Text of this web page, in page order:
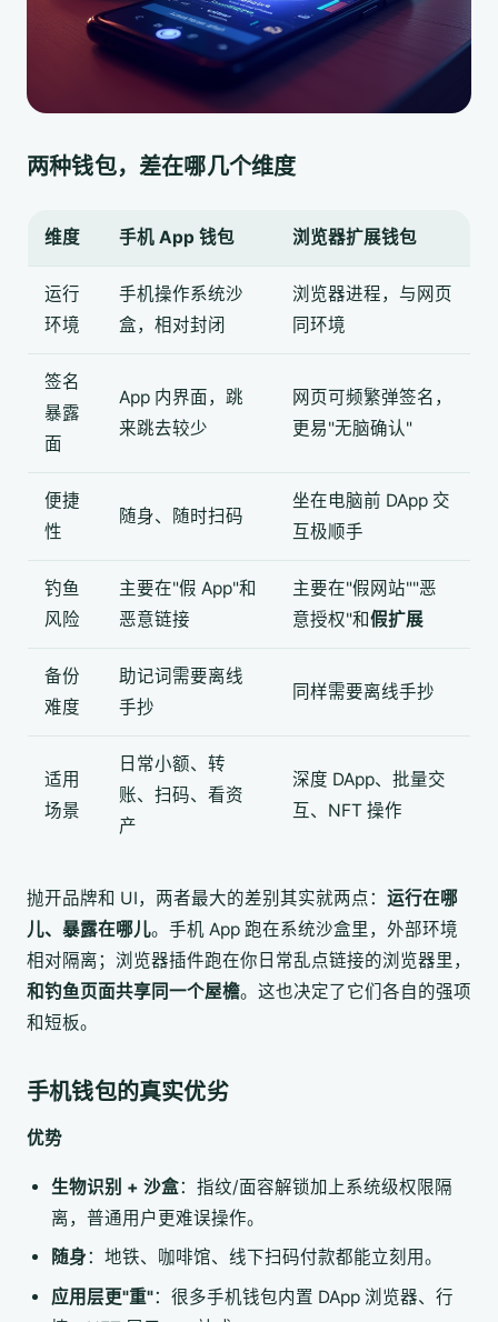
两种钱包，差在哪几个维度
维度 手机 App 钱包 浏览器扩展钱包
运行
环境
手机操作系统沙
盒，相对封闭
浏览器进程，与网页
同环境
签名
暴露
面
App 内界面，跳
来跳去较少
网页可频繁弹签名，
更易"无脑确认"
便捷
性
随身、随时扫码
坐在电脑前 DApp 交
互极顺手
钓鱼
风险
主要在"假 App"和
恶意链接
主要在"假网站""恶
意授权"和假扩展
备份
难度
助记词需要离线
手抄
同样需要离线手抄
适用
场景
日常小额、转
账、扫码、看资
产
深度 DApp、批量交
互、NFT 操作
抛开品牌和 UI，两者最大的差别其实就两点： 运行在哪
儿、暴露在哪儿。手机 App 跑在系统沙盒里，外部环境
相对隔离；浏览器插件跑在你日常乱点链接的浏览器里，
和钓鱼页面共享同一个屋檐。这也决定了它们各自的强项
和短板。
手机钱包的真实优劣
优势
生物识别 + 沙盒：指纹/面容解锁加上系统级权限隔
离，普通用户更难误操作。
随身：地铁、咖啡馆、线下扫码付款都能立刻用。
应用层更"重"：很多手机钱包内置 DApp 浏览器、行